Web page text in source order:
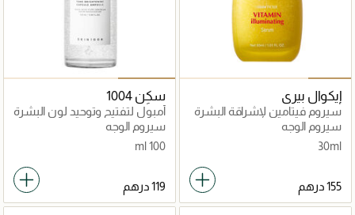
إيكوال بيري
سيروم فيتامين لإشراقة البشرة
سيروم الوجه
30ml
سكِن 1004
أمبول لتفتيح وتوحيد لون البشرة
سيروم الوجه
100 ml